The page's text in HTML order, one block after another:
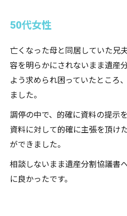
50代女性
亡くなった母と同居していた兄
容を明らかにされないまま遺産
よう求められ困っていたところ
ました。
調停の中で、的確に資料の提示
資料に対して的確に主張を頂け
ができました。
相談しないまま遺産分割協議書
に良かったです。